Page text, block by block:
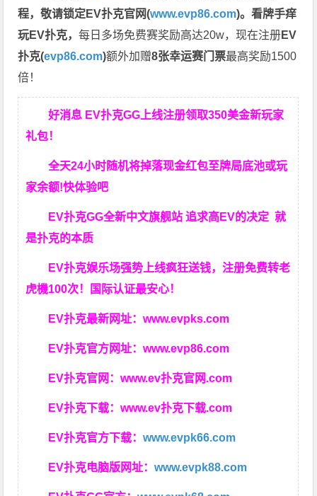
程，敬请锁定EV扑克官网(www.evp86.com)。看牌手痒
玩EV扑克，每日多场免费赛奖励高达20w，现在注册EV
扑克(evp86.com)额外加赠8张幸运赛门票最高奖励1500
倍！
好消息 EV扑克GG上线注册领取350美金新玩家
礼包！
全天24小时随机将掉落现金红包至牌局底池或玩
家余额!快体验吧
EV扑克GG全新中文旗舰站 追求高EV的决定就
是扑克的本质
EV扑克娱乐场强势上线疯狂送钱，注册免费转老
虎機100次！国际认证最安心！
EV扑克最新网址：www.evpks.com
EV扑克官方网址：www.evp86.com
EV扑克官网：www.ev扑克官网.com
EV扑克下载：www.ev扑克下载.com
EV扑克官方下载：www.evpk66.com
EV扑克电脑版网址：www.evpk88.com